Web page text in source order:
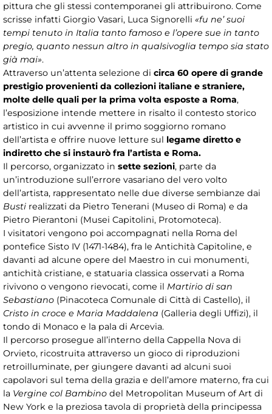
pittura che gli stessi contemporanei gli attribuirono. Come
scrisse infatti Giorgio Vasari, Luca Signorelli «fu ne’ suoi
tempi tenuto in Italia tanto famoso e l’opere sue in tanto
pregio, quanto nessun altro in qualsivoglia tempo sia stato
già mai».
Attraverso un’attenta selezione di circa 60 opere di grande
prestigio provenienti da collezioni italiane e straniere,
molte delle quali per la prima volta esposte a Roma,
l’esposizione intende mettere in risalto il contesto storico
artistico in cui avvenne il primo soggiorno romano
dell’artista e offrire nuove letture sul legame diretto e
indiretto che si instaurò fra l’artista e Roma.
Il percorso, organizzato in sette sezioni, parte da
un’introduzione sull’errore vasariano del vero volto
dell’artista, rappresentato nelle due diverse sembianze dai
Busti realizzati da Pietro Tenerani (Museo di Roma) e da
Pietro Pierantoni (Musei Capitolini, Protomoteca).
I visitatori vengono poi accompagnati nella Roma del
pontefice Sisto IV (1471-1484), fra le Antichità Capitoline, e
davanti ad alcune opere del Maestro in cui monumenti,
antichità cristiane, e statuaria classica osservati a Roma
rivivono o vengono rievocati, come il Martirio di san
Sebastiano (Pinacoteca Comunale di Città di Castello), il
Cristo in croce e Maria Maddalena (Galleria degli Uffizi), il
tondo di Monaco e la pala di Arcevia.
Il percorso prosegue all’interno della Cappella Nova di
Orvieto, ricostruita attraverso un gioco di riproduzioni
retroilluminate, per giungere davanti ad alcuni suoi
capolavori sul tema della grazia e dell’amore materno, fra cui
la Vergine col Bambino del Metropolitan Museum of Art di
New York e la preziosa tavola di proprietà della principessa